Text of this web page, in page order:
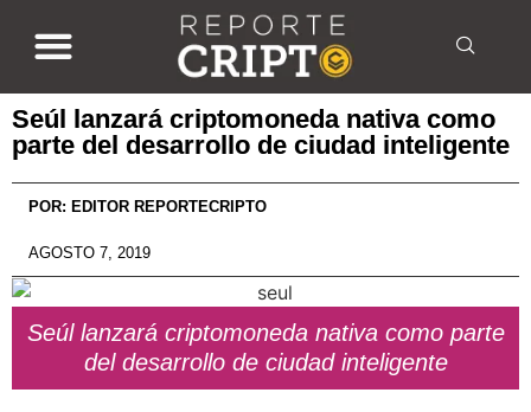
Seúl lanzará criptomoneda nativa como
parte del desarrollo de ciudad inteligente
POR: EDITOR REPORTECRIPTO
AGOSTO 7, 2019
Seúl lanzará criptomoneda nativa como parte
del desarrollo de ciudad inteligente